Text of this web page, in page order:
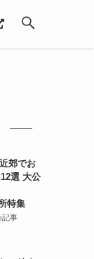
郊でお
選 大公
特集
記事